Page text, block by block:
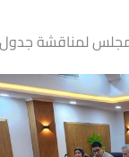
لمناقشة جدول